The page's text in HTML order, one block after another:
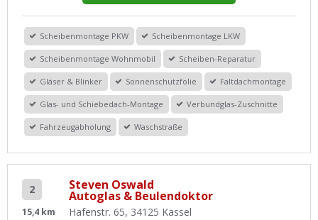
Scheibenmontage PKW Scheibenmontage LKW
Scheibenmontage Wohnmobil Scheiben-Reparatur
Gläser & Blinker Sonnenschutzfolie Faltdachmontage
Glas- und Schiebedach-Montage Verbundglas-Zuschnitte
Fahrzeugabholung Waschstraße
2
15,4 km
Steven Oswald
Autoglas & Beulendoktor
Hafenstr. 65, 34125 Kassel